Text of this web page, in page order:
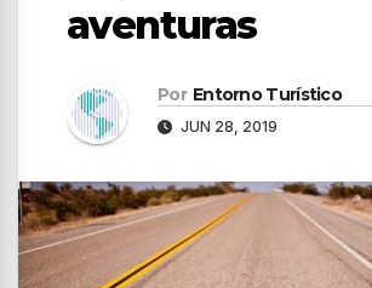
aventuras
Por Entorno Turístico
JUN 28, 2019